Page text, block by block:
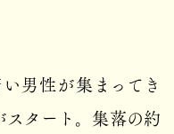
男性が集まってき
スタート。集落の約